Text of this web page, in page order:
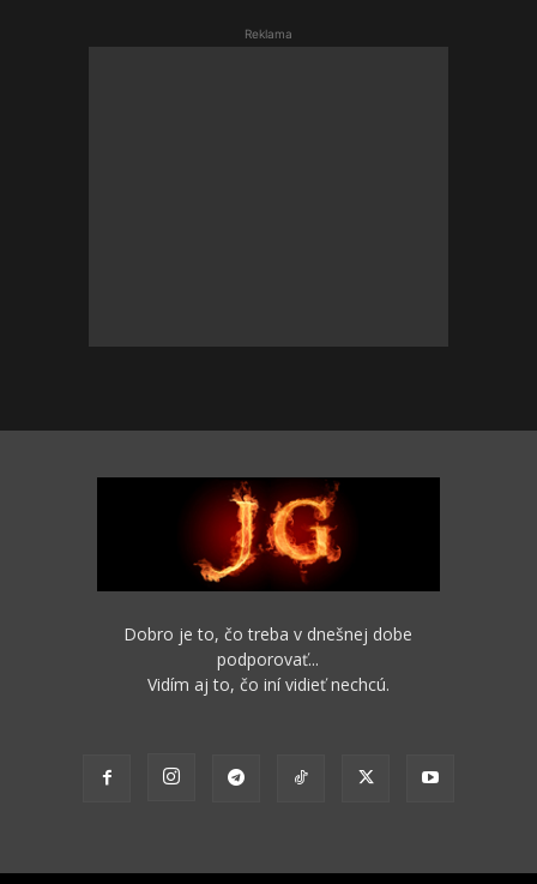
Reklama
Dobro je to, čo treba v dnešnej dobe
podporovať...
Vidím aj to, čo iní vidieť nechcú.